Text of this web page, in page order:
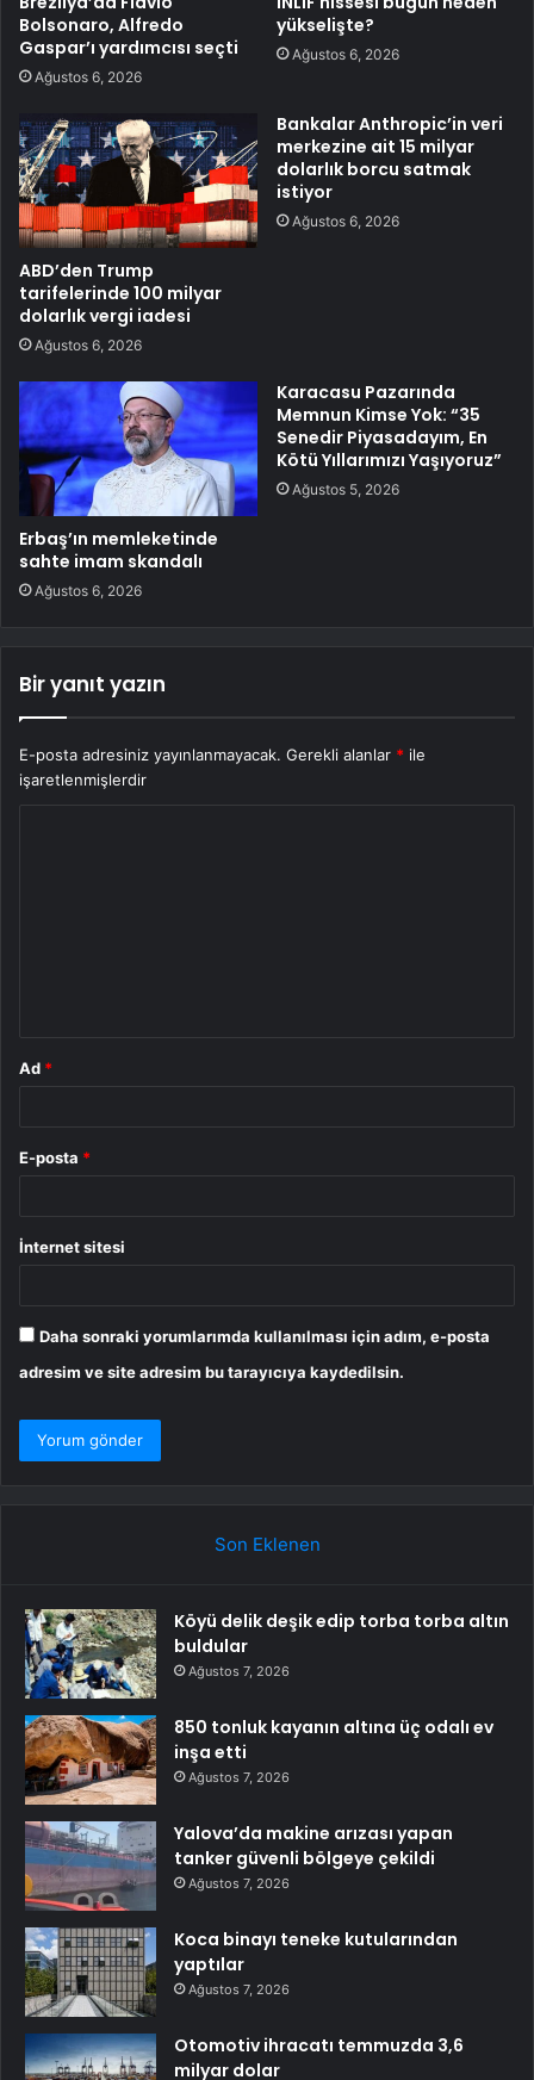
Bolsonaro, Alfredo
Gaspar’ı yardımcısı seçti
Ağustos 6, 2026
yükselişte?
Ağustos 6, 2026
ABD’den Trump
tarifelerinde 100 milyar
dolarlık vergi iadesi
Ağustos 6, 2026
Bankalar Anthropic’in veri
merkezine ait 15 milyar
dolarlık borcu satmak
istiyor
Ağustos 6, 2026
Erbaş’ın memleketinde
sahte imam skandalı
Ağustos 6, 2026
Karacasu Pazarında
Memnun Kimse Yok: “35
Senedir Piyasadayım, En
Kötü Yıllarımızı Yaşıyoruz”
Ağustos 5, 2026
Bir yanıt yazın
E-posta adresiniz yayınlanmayacak. Gerekli alanlar * ile
işaretlenmişlerdir
Ad *
E-posta *
İnternet sitesi
Daha sonraki yorumlarımda kullanılması için adım, e-posta
adresim ve site adresim bu tarayıcıya kaydedilsin.
Son Eklenen
Köyü delik deşik edip torba torba altın
buldular
Ağustos 7, 2026
850 tonluk kayanın altına üç odalı ev
inşa etti
Ağustos 7, 2026
Yalova’da makine arızası yapan
tanker güvenli bölgeye çekildi
Ağustos 7, 2026
Koca binayı teneke kutularından
yaptılar
Ağustos 7, 2026
Otomotiv ihracatı temmuzda 3,6
milyar dolar